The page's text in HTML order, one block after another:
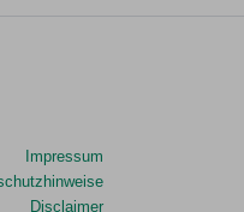
Impressum
Disclaimer